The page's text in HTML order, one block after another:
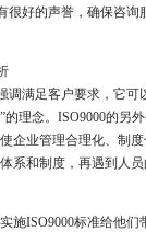
很好的声誉，确保咨
调满足客户要求，它
的理念。ISO9000的另
企业管理合理化、制
系和制度，再遇到人
施ISO9000标准给他们